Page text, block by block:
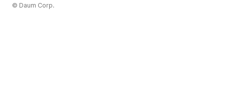
© Daum Corp.